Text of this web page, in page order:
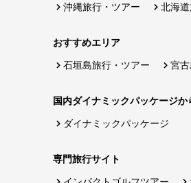
沖縄旅行・ツアー 北海
おすすめエリア
石垣島旅行・ツアー 宮
国内ダイナミックパッケージか
ダイナミックパッケージ
専門旅行サイト